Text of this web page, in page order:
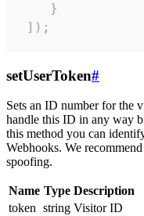
    }
]);
setUserToken#
Sets an ID number for the
handle this ID in any way
this method you can
Webhooks. We
spoofing.
Name Type Description
token string Visitor ID